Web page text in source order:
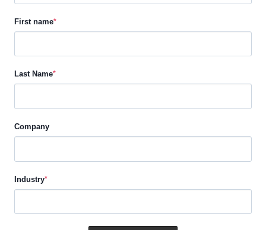
First name*
Last Name*
Company
Industry*